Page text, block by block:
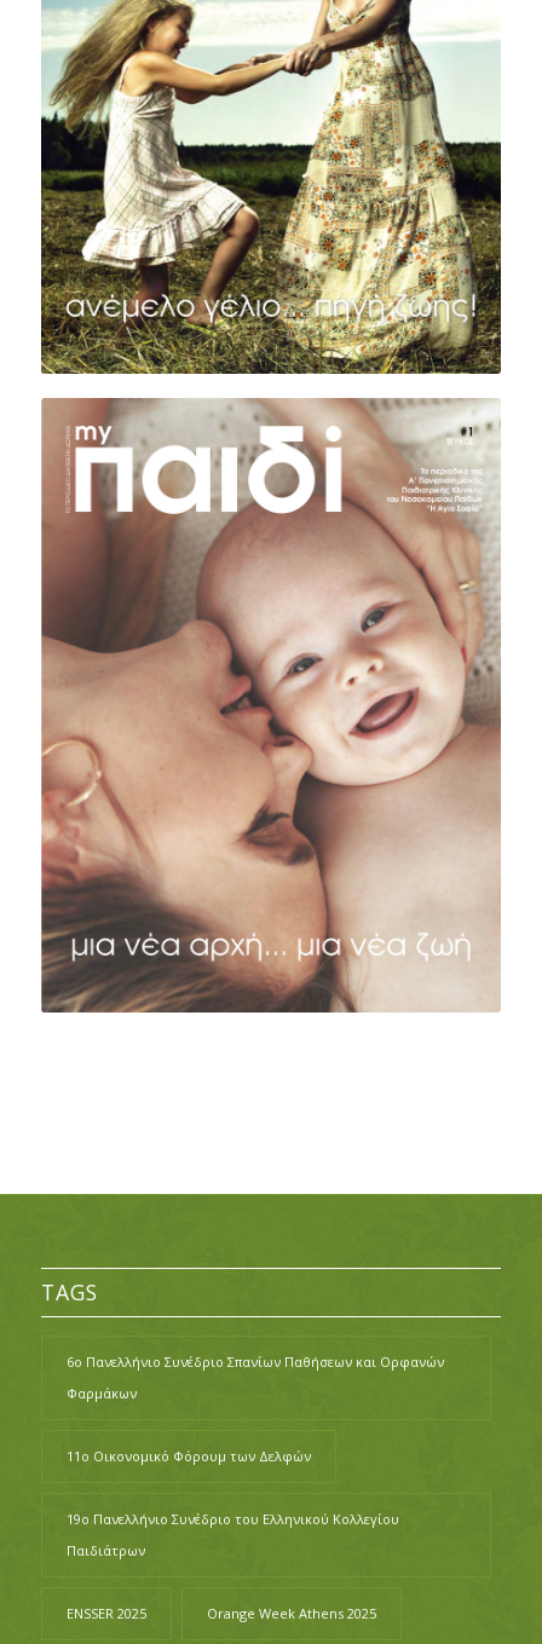
ΤΕΥΧΟΣ #2
ΤΕΥΧΟΣ #1
TAGS
6ο Πανελλήνιο Συνέδριο Σπανίων Παθήσεων και Ορφανών
Φαρμάκων
11ο Οικονομικό Φόρουμ των Δελφών
19ο Πανελλήνιο Συνέδριο του Ελληνικού Κολλεγίου
Παιδιάτρων
ENSSER 2025 Orange Week Athens 2025